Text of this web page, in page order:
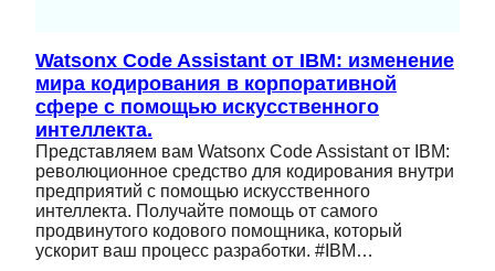
Watsonx Code Assistant от IBM: изменение
мира кодирования в корпоративной
сфере с помощью искусственного
интеллекта.
Представляем вам Watsonx Code Assistant от IBM:
революционное средство для кодирования внутри
предприятий с помощью искусственного
интеллекта. Получайте помощь от самого
продвинутого кодового помощника, который
ускорит ваш процесс разработки. #IBM…